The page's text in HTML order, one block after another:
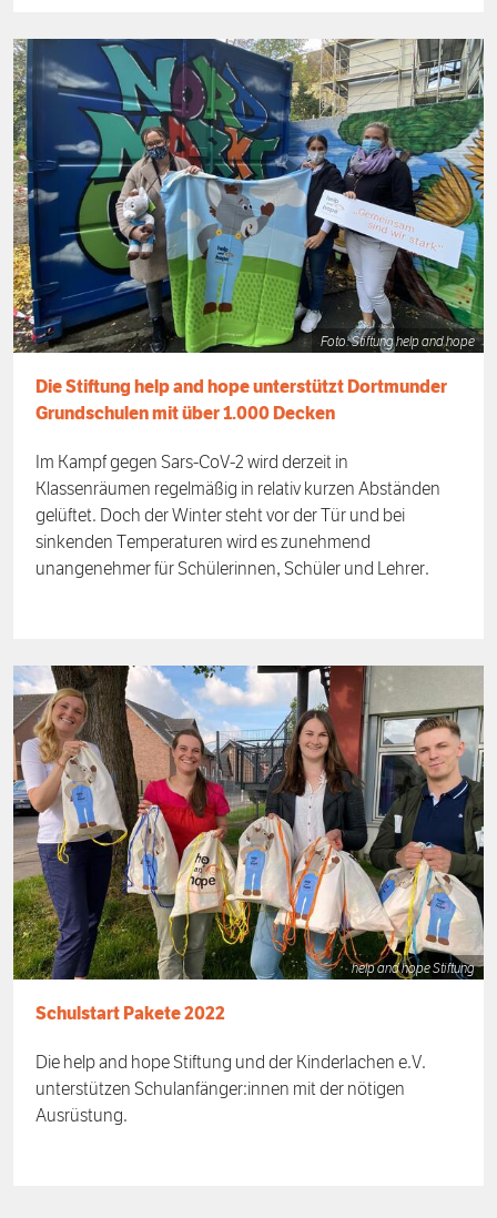
Foto: Stiftung help and hope
Die Stiftung help and hope unterstützt Dortmunder
Grundschulen mit über 1.000 Decken
Im Kampf gegen Sars-CoV-2 wird derzeit in
Klassenräumen regelmäßig in relativ kurzen Abständen
gelüftet. Doch der Winter steht vor der Tür und bei
sinkenden Temperaturen wird es zunehmend
unangenehmer für Schülerinnen, Schüler und Lehrer.
help and hope Stiftung
Schulstart Pakete 2022
Die help and hope Stiftung und der Kinderlachen e.V.
unterstützen Schulanfänger:innen mit der nötigen
Ausrüstung.